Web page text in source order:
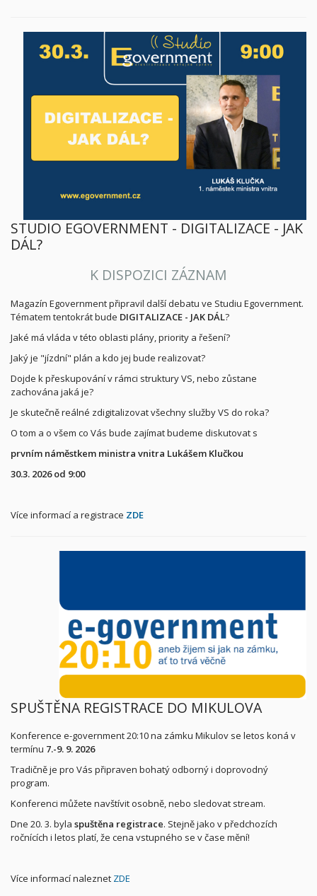
STUDIO EGOVERNMENT - DIGITALIZACE - JAK
DÁL?
K DISPOZICI ZÁZNAM
Magazín Egovernment připravil další debatu ve Studiu Egovernment.
Tématem tentokrát bude DIGITALIZACE - JAK DÁL?
Jaké má vláda v této oblasti plány, priority a řešení?
Jaký je "jízdní" plán a kdo jej bude realizovat?
Dojde k přeskupování v rámci struktury VS, nebo zůstane
zachována jaká je?
Je skutečně reálné zdigitalizovat všechny služby VS do roka?
O tom a o všem co Vás bude zajímat budeme diskutovat s
prvním náměstkem ministra vnitra Lukášem Klučkou
30.3. 2026 od 9:00
Více informací a registrace ZDE
SPUŠTĚNA REGISTRACE DO MIKULOVA
Konference e-government 20:10 na zámku Mikulov se letos koná v
termínu 7.-9. 9. 2026
Tradičně je pro Vás připraven bohatý odborný i doprovodný
program.
Konferenci můžete navštívit osobně, nebo sledovat stream.
Dne 20. 3. byla spuštěna registrace. Stejně jako v předchozích
ročnících i letos platí, že cena vstupného se v čase mění!
Více informací naleznet ZDE